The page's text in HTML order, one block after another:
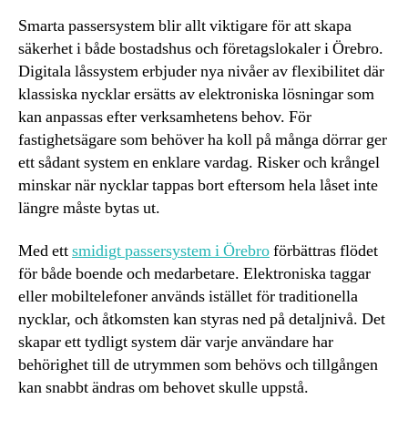
Smarta passersystem blir allt viktigare för att skapa
säkerhet i både bostadshus och företagslokaler i Örebro.
Digitala låssystem erbjuder nya nivåer av flexibilitet där
klassiska nycklar ersätts av elektroniska lösningar som
kan anpassas efter verksamhetens behov. För
fastighetsägare som behöver ha koll på många dörrar ger
ett sådant system en enklare vardag. Risker och krångel
minskar när nycklar tappas bort eftersom hela låset inte
längre måste bytas ut.
Med ettsmidigt passersystem i Örebroförbättras flödet
för både boende och medarbetare. Elektroniska taggar
eller mobiltelefoner används istället för traditionella
nycklar, och åtkomsten kan styras ned på detaljnivå. Det
skapar ett tydligt system där varje användare har
behörighet till de utrymmen som behövs och tillgången
kan snabbt ändras om behovet skulle uppstå.